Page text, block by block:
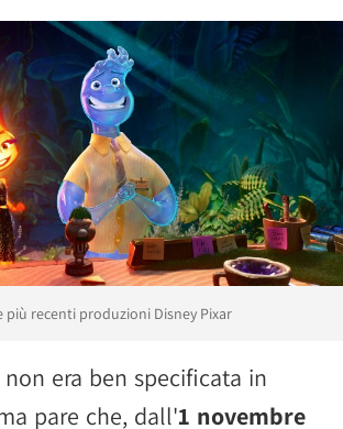
recenti produzioni Disney Pixar
era ben specificata in
pare che, dall'1 novembre